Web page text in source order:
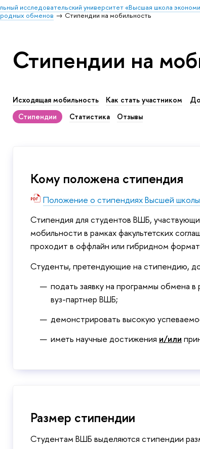
исследовательский университет «Высшая школа
обменов
Стипендии на мобильность
Стипендии на
Исходящая мобильность Как стать участником
Стипендии
Статистика Отзывы
Кому положена стипендия
Положение о стипендиях Высшей
Стипендия для студентов ВШБ,
мобильности в рамках факультетских
проходит в оффлайн или гибридном
Студенты, претендующие на стипендию,
подать заявку на программы обмена
вуз-партнер ВШБ;
демонстрировать высокую
иметь научные достижения и/или
Размер стипендии
Студентам ВШБ выделяются стипендии